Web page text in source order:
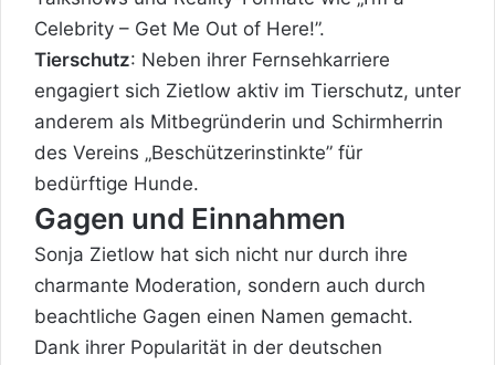
Celebrity – Get Me Out of Here!”.
Tierschutz: Neben ihrer Fernsehkarriere
engagiert sich Zietlow aktiv im Tierschutz, unter
anderem als Mitbegründerin und Schirmherrin
des Vereins „Beschützerinstinkte” für
bedürftige Hunde.
Gagen und Einnahmen
Sonja Zietlow hat sich nicht nur durch ihre
charmante Moderation, sondern auch durch
beachtliche Gagen einen Namen gemacht.
Dank ihrer Popularität in der deutschen